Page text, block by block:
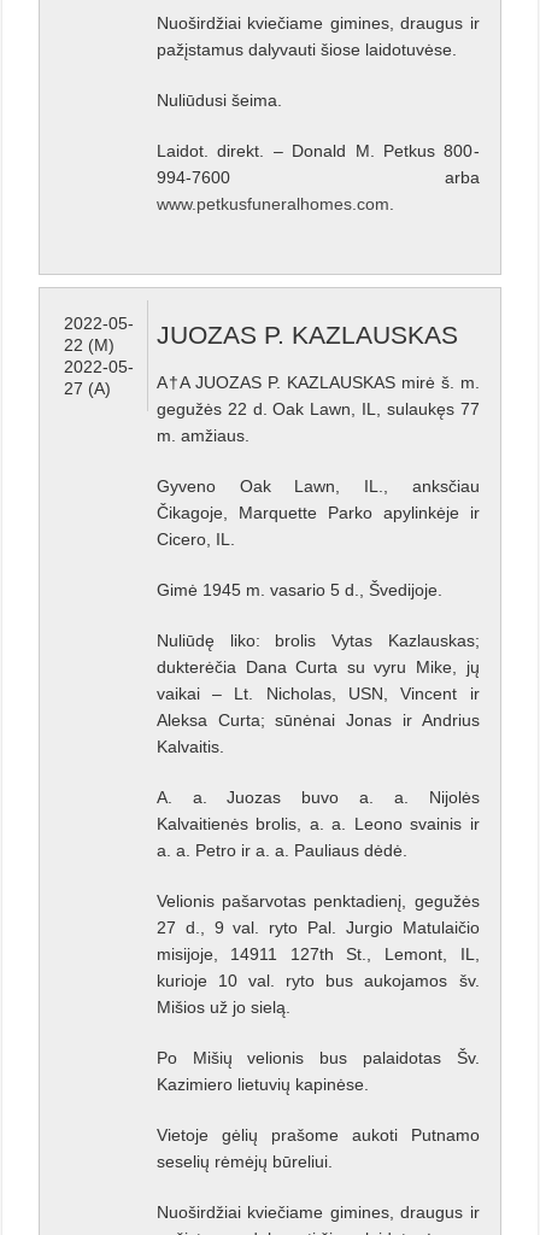
Nuoširdžiai kviečiame gimines, draugus ir
pažįstamus dalyvauti šiose laidotuvėse.
Nuliūdusi šeima.
Laidot. direkt. – Donald M. Petkus 800-
994-7600 arba
www.petkusfuneralhomes.com
2022-05-
22 (M)
2022-05-
27 (A)
JUOZAS P. KAZLAUSKAS
A†A JUOZAS P. KAZLAUSKAS mirė š. m.
gegužės 22 d. Oak Lawn, IL, sulaukęs 77
m. amžiaus.
Gyveno Oak Lawn, IL., anksčiau
Čikagoje, Marquette Parko apylinkėje ir
Cicero, IL.
Gimė 1945 m. vasario 5 d., Švedijoje.
Nuliūdę liko: brolis Vytas Kazlauskas;
dukterėčia Dana Curta su vyru Mike, jų
vaikai – Lt. Nicholas, USN, Vincent ir
Aleksa Curta; sūnėnai Jonas ir Andrius
Kalvaitis.
A. a. Juozas buvo a. a. Nijolės
Kalvaitienės brolis, a. a. Leono svainis ir
a. a. Petro ir a. a. Pauliaus dėdė.
Velionis pašarvotas penktadienį, gegužės
27 d., 9 val. ryto Pal. Jurgio Matulaičio
misijoje, 14911 127th St., Lemont, IL,
kurioje 10 val. ryto bus aukojamos šv.
Mišios už jo sielą.
Po Mišių velionis bus palaidotas Šv.
Kazimiero lietuvių kapinėse.
Vietoje gėlių prašome aukoti Putnamo
seselių rėmėjų būreliui.
Nuoširdžiai kviečiame gimines, draugus ir